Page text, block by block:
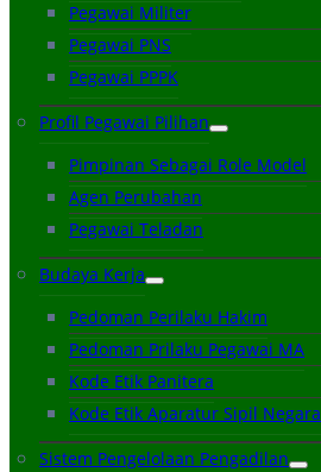
Pegawai Militer
Pegawai PNS
Pegawai PPPK
Profil Pegawai Pilihan
Pimpinan Sebagai Role Model
Agen Perubahan
Pegawai Teladan
Budaya Kerja
Pedoman Perilaku Hakim
Pedoman Prilaku Pegawai MA
Kode Etik Panitera
Kode Etik Aparatur Sipil Negara
Sistem Pengelolaan Pengadilan